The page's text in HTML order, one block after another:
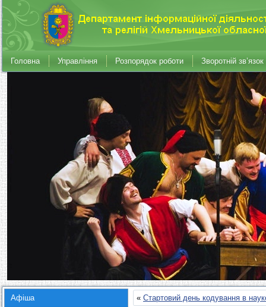
Головна Управління Розпорядок роботи Зворотній зв’язок
Афіша « Стартовий день кодування в